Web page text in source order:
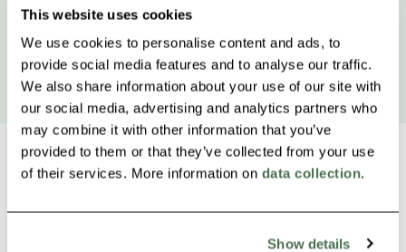
This website uses cookies
We use cookies to personalise content and ads, to
provide social media features and to analyse our traffic.
We also share information about your use of our site with
our social media, advertising and analytics partners who
may combine it with other information that you’ve
provided to them or that they’ve collected from your use
of their services. More information on data collection.
Show details
Weitere Produkte in der Nähe